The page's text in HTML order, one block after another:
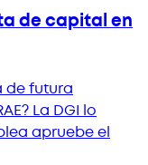
de capital en
de futura
La DGI lo
apruebe el